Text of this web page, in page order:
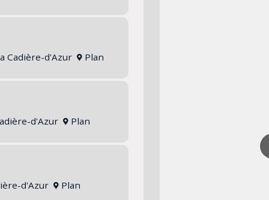
Cadière-d'Azur Plan
d'Azur Plan
d'Azur Plan